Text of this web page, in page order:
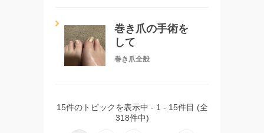
巻き爪の手術を
して
巻き爪全般
15件のトピックを表示中 - 1 - 15件目 (全
318件中)